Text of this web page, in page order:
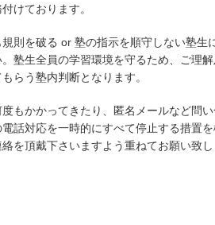
けております。
則を破る or 塾の指示を順守しない塾生
塾生全員の学習環境を守るため、ご理
らう塾内判断となります。
もかかってきたり、匿名メールなど問
話対応を一時的にすべて停止する措置
を頂戴下さいますよう重ねてお願い致